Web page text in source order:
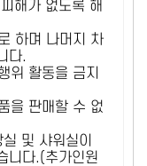
해가 없도록 해
하며 나머지 차
다.
위 활동을 금지
을 판매할 수 없
및 샤워실이
니다.(추가인원